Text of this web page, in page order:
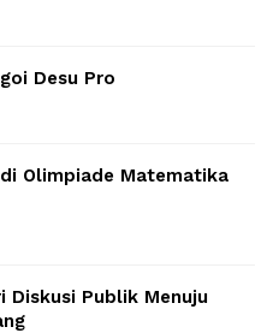
Desu Pro
di Olimpiade Matematika
Diskusi Publik Menuju